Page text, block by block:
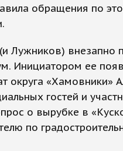
обращения по
Лужников) внезапно
Инициатором ее
округа «Хамовники»
гостей и
о вырубке в
по